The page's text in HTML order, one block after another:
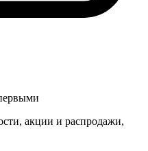
акции и распродажи,